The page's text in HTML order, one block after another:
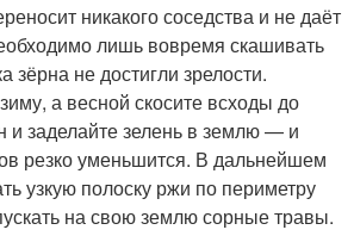
никакого соседства и не даёт
лишь вовремя скашивать
зёрна не достигли зрелости.
а весной скосите всходы до
и заделайте зелень в землю — и
резко уменьшится. В дальнейшем
узкую полоску ржи по периметру
на свою землю сорные травы.